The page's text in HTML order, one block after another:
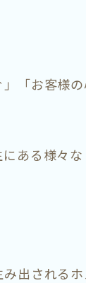
「お客様
ある様々
出される